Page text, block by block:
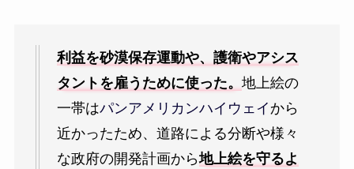
利益を砂漠保存運動や、護衛やアシス
タントを雇うために使った。 地上絵の
一帯はパンアメリカンハイウェイから
近かったため、道路による分断や様々
な政府の開発計画から地上絵を守るよ